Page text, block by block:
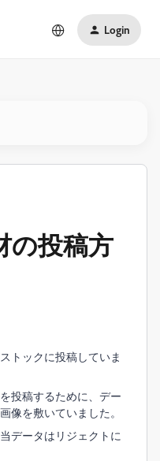
Login
の投稿方
トックに投稿していま
投稿するために、デー
像を敷いていました。
データはリジェクトに